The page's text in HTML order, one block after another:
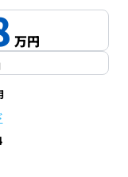
万円